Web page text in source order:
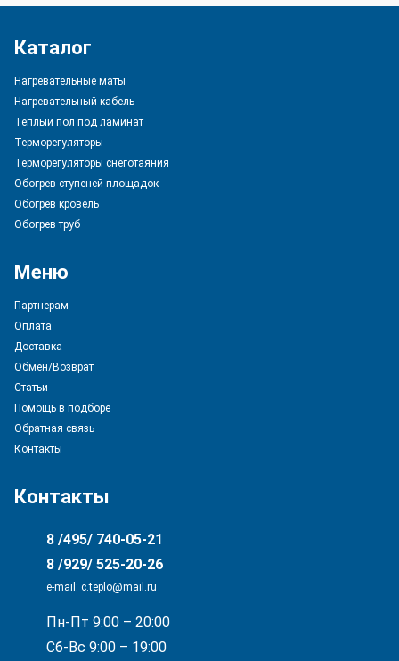
Каталог
Нагревательные маты
Нагревательный кабель
Теплый пол под ламинат
Терморегуляторы
Терморегуляторы снеготаяния
Обогрев ступеней площадок
Обогрев кровель
Обогрев труб
Меню
Партнерам
Оплата
Доставка
Обмен/Возврат
Статьи
Помощь в подборе
Обратная связь
Контакты
Контакты
8 /495/ 740-05-21
8 /929/ 525-20-26
e-mail: с.teplo@mail.ru
Пн-Пт 9:00 – 20:00
Сб-Вс 9:00 – 19:00